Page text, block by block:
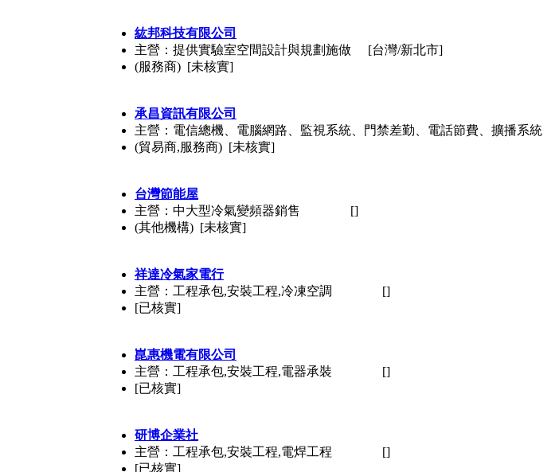
紘邦科技有限公司
主營：提供實驗室空間設計與規劃施做
(服務商) [未核實]
[台灣/新北市]
承昌資訊有限公司
主營：電信總機、電腦網路、監視系統、門禁差勤、電話節費、擴播系統
(貿易商,服務商) [未核實]
台灣節能屋
主營：中大型冷氣變頻器銷售
(其他機構) [未核實]
[]
祥達冷氣家電行
主營：工程承包,安裝工程,冷凍空調
[已核實]
[]
崑惠機電有限公司
主營：工程承包,安裝工程,電器承裝
[已核實]
[]
研博企業社
主營：工程承包,安裝工程,電焊工程
[已核實]
[]